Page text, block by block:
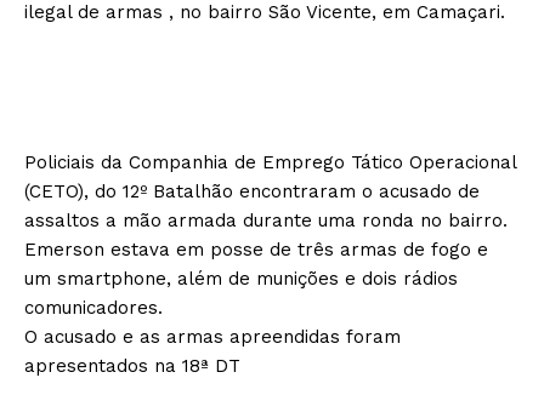
ilegal de armas , no bairro São Vicente, em Camaçari.
Policiais da Companhia de Emprego Tático Operacional
(CETO), do 12º Batalhão encontraram o acusado de
assaltos a mão armada durante uma ronda no bairro.
Emerson estava em posse de três armas de fogo e
um smartphone, além de munições e dois rádios
comunicadores.
O acusado e as armas apreendidas foram
apresentados na 18ª DT